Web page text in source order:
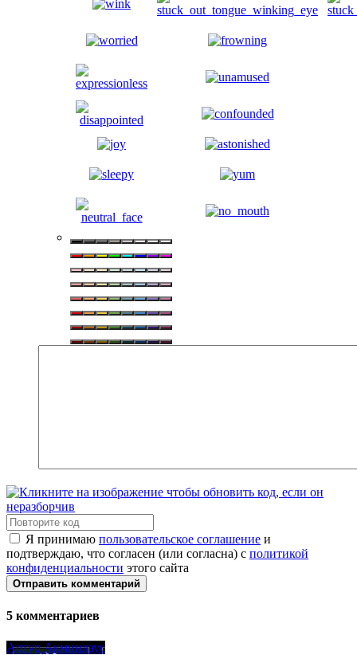
Я принимаю пользовательское соглашение и
подтверждаю, что согласен (или согласна) с политикой
конфиденциальности этого сайта
Отправить комментарий
5 комментариев
Артур Акминлаус